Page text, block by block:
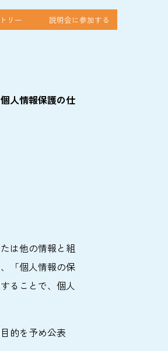
リー 説明会に参加する
人情報保護の仕
は他の情報と組
「個人情報の保
ることで、個人
的を予め公表